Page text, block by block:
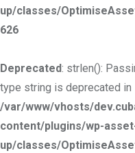
up/classes/
626
Deprecated: strlen():
type string is deprecated in
/var/www/vhosts/
content/plugins/wp-
up/classes/